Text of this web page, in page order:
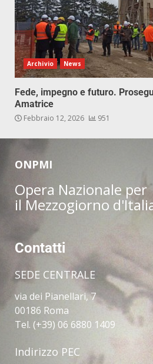
Archivio News
Fede, impegno e futuro.
Amatrice
Febbraio 12, 2026 951
ONPMI
Opera Nazionale per
il Mezzogiorno
Contatti
SEDE CENTRALE
via dei Pianellari, 7
00186 Roma
Tel. (+39) 06 6880 1409
Indirizzo PEC